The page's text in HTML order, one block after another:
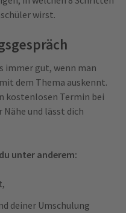
wirst.
immer gut, wenn man
dem Thema auskennt.
kostenlosen Termin bei
und lässt dich
unter anderem:
deiner Umschulung